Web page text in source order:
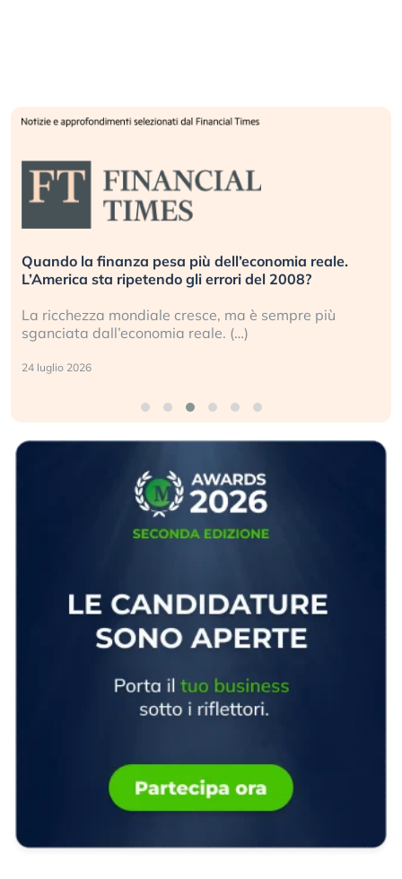
Quando la finanza pesa più dell’economia reale.
L’America sta ripetendo gli errori del 2008?
La ricchezza mondiale cresce, ma è sempre più
sganciata dall’economia reale. (…)
24 luglio 2026